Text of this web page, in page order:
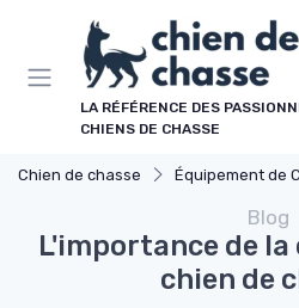
LA RÉFÉRENCE DES
CHIENS DE CHASSE
Chien de chasse Équipement de
Blog
L'importance de
chien de
Panneau de gestion des cookies